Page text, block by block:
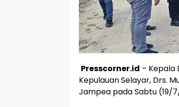
Presscorner.id – Kepala
Kepulauan Selayar, Drs.
Jampea pada Sabtu (19/